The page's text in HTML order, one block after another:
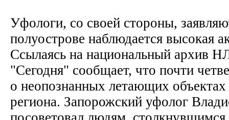
Уфологи, со своей стороны,
полуострове наблюдается высокая
Ссылаясь на национальный архив
"Сегодня" сообщает, что почти
о неопознанных летающих объектах
региона. Запорожский уфолог